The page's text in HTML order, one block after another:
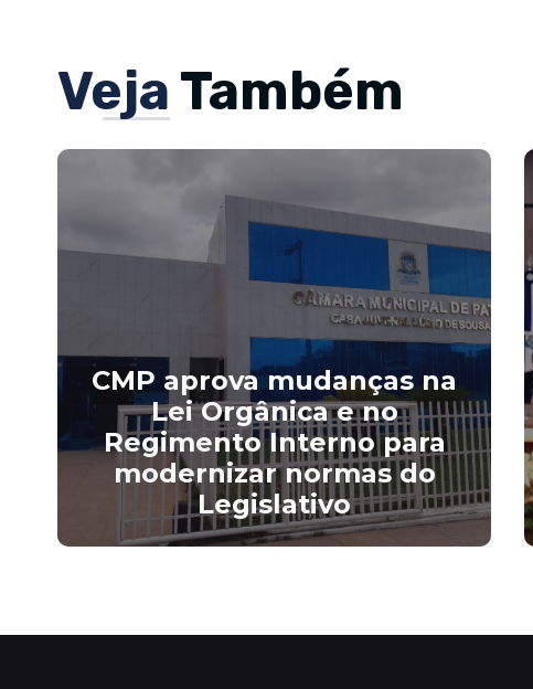
Veja Também
CMP aprova mudanças na
Lei Orgânica e no
Regimento Interno para
modernizar normas do
Legislativo